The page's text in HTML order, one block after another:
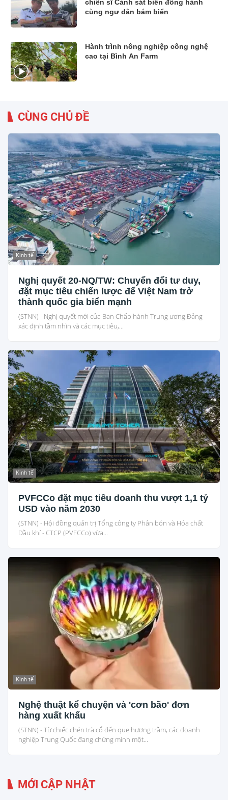
chiến sĩ Cảnh sát biển đồng hành
cùng ngư dân bám biển
Hành trình nông nghiệp công nghệ
cao tại Bình An Farm
CÙNG CHỦ ĐỀ
Kinh tế
Nghị quyết 20-NQ/TW: Chuyển đổi tư duy,
đặt mục tiêu chiến lược để Việt Nam trở
thành quốc gia biển mạnh
(STNN) - Nghị quyết mới của Ban Chấp hành Trung ương Đảng
xác định tầm nhìn và các mục tiêu,...
Kinh tế
PVFCCo đặt mục tiêu doanh thu vượt 1,1 tỷ
USD vào năm 2030
(STNN) - Hội đồng quản trị Tổng công ty Phân bón và Hóa chất
Dầu khí - CTCP (PVFCCo) vừa...
Kinh tế
Nghệ thuật kể chuyện và 'cơn bão' đơn
hàng xuất khẩu
(STNN) - Từ chiếc chén trà cổ đến que hương trầm, các doanh
nghiệp Trung Quốc đang chứng minh một...
MỚI CẬP NHẬT